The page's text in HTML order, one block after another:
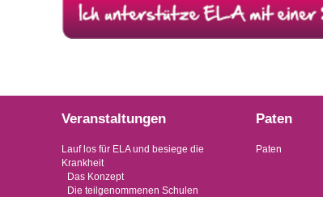
Veranstaltungen
Lauf los für ELA und besiege die
Krankheit
Das Konzept
Die teilgenommenen Schulen
Paten
Paten